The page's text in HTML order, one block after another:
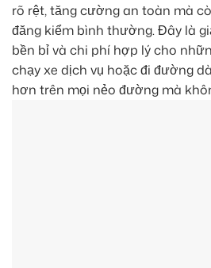
rõ rệt, tăng cường an toàn mà
đăng kiểm bình thường. Đây là
bền bỉ và chi phí hợp lý cho
chạy xe dịch vụ hoặc đi đường
hơn trên mọi nẻo đường mà